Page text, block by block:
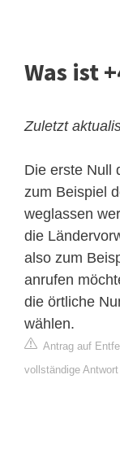
Was ist
Zuletzt
Die erste Null
zum Beispiel
weglassen
die
also zum
anrufen
die örtliche
wählen.
Antrag auf
vollständige